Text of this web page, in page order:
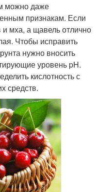
можно даже
признакам. Если
и мха, а щавель отлично
Чтобы исправить
нужно вносить
уровень pH.
кислотность с
средств.